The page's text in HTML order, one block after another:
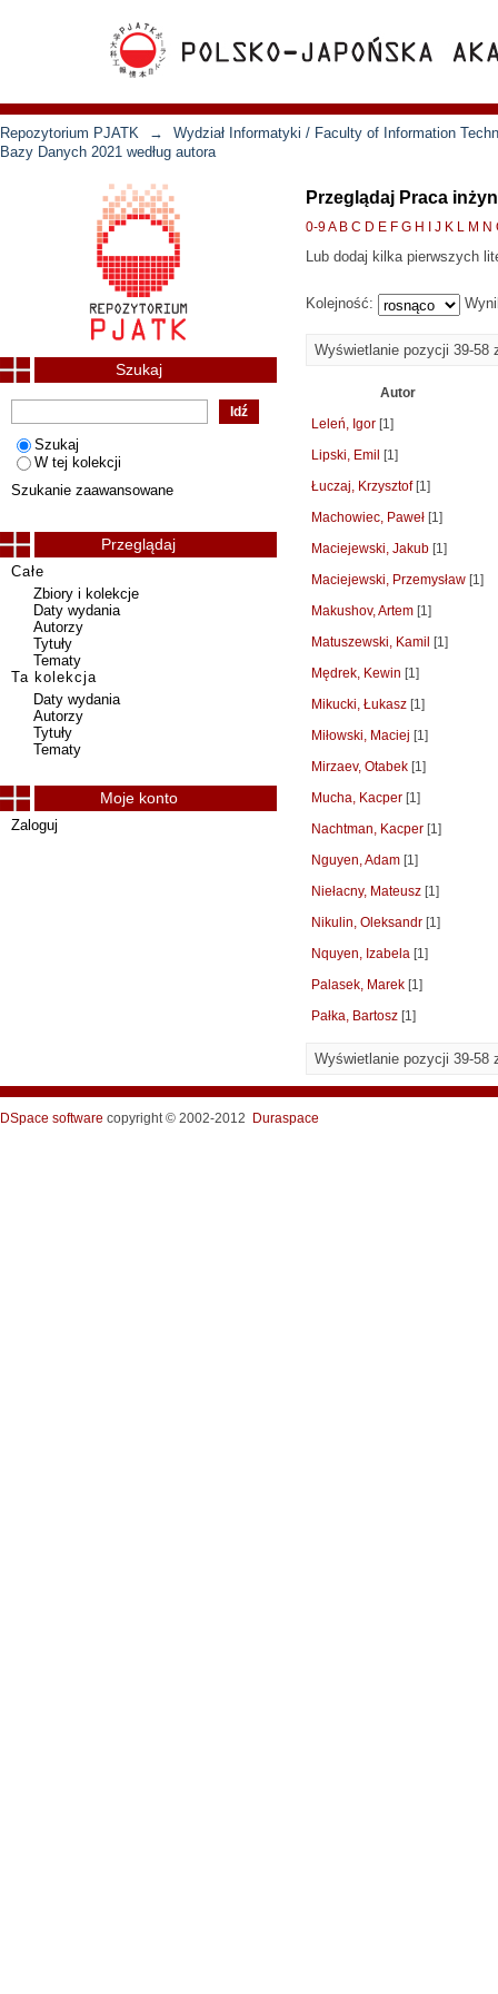
Repozytorium PJATK →
Wydział Informatyki / Faculty of Information
Bazy Danych 2021 według autora
Przeglądaj Praca
0-9A B C D E F G H J K L M N
Lub dodaj kilka pierwszych
Kolejność:
Wyświetlanie pozycji 39-58
Autor
Leleń, Igor [1]
Lipski, Emil
[1]
Łuczaj, Krzysztof[1]
Machowiec, Paweł [1]
Maciejewski, Jakub [1]
Maciejewski, Przemysław [1]
Makushov, Artem [1]
Matuszewski, Kamil
[1]
Mędrek, Kewin [1]
Mikucki, Łukasz [1]
Miłowski, Maciej [1]
Mirzaev, Otabek [1]
Mucha, Kacper [1]
Nachtman, Kacper [1]
Nguyen, Adam [1]
Niełacny, Mateusz [1]
Nikulin, Oleksandr [1]
Nquyen, Izabela [1]
Palasek, Marek [1]
Pałka, Bartosz [1]
Wyświetlanie pozycji 39-58
Szukaj
Szukaj
W tej kolekcji
Szukanie zaawansowane
Przeglądaj
Całe
Zbiory i kolekcje
Daty wydania
Autorzy
Tytuły
Tematy
Ta kolekcja
Daty wydania
Autorzy
Tytuły
Tematy
Moje konto
Zaloguj
DSpace software copyright © 2002-2012 Duraspace